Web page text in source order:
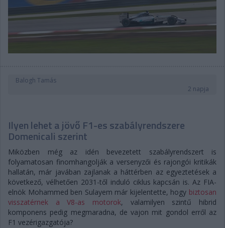
Balogh Tamás
2 napja
Ilyen lehet a jövő F1-es szabályrendszere
Domenicali szerint
Miközben még az idén bevezetett szabályrendszert is
folyamatosan finomhangolják a versenyzői és rajongói kritikák
hallatán, már javában zajlanak a háttérben az egyeztetések a
következő, vélhetően 2031-től induló ciklus kapcsán is. Az FIA-
elnök Mohammed ben Sulayem már kijelentette, hogy biztosan
visszatérnek a V8-as motorok, valamilyen szintű hibrid
komponens pedig megmaradna, de vajon mit gondol erről az
F1 vezérigazgatója?